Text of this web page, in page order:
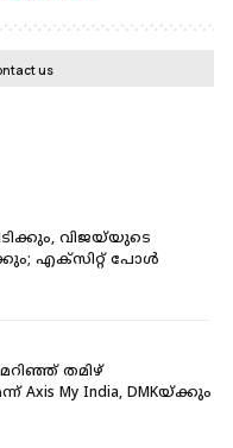
us
വിജയ്‌യുടെ
എക്സിറ്റ് പോൾ
തമിഴ്
Axis My India, DMKയ്ക്കും